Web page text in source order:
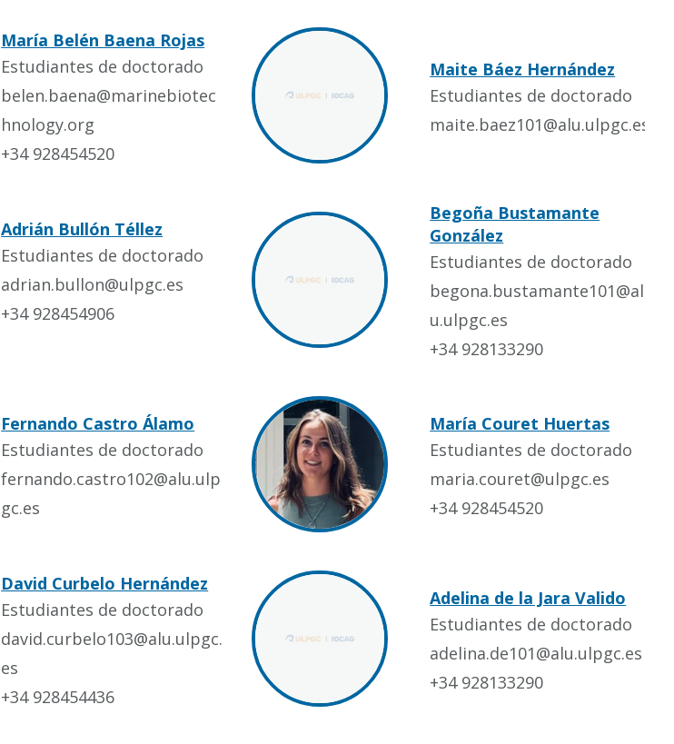
María Belén Baena Rojas
Estudiantes de doctorado
belen.baena@marinebiotec
hnology.org
+34 928454520
Maite Báez Hernández
Estudiantes de doctorado
maite.baez101@alu.ulpgc.es
Adrián Bullón Téllez
Estudiantes de doctorado
adrian.bullon@ulpgc.es
+34 928454906
Begoña Bustamante
González
Estudiantes de doctorado
begona.bustamante101@al
u.ulpgc.es
+34 928133290
Fernando Castro Álamo
Estudiantes de doctorado
fernando.castro102@alu.ulp
gc.es
María Couret Huertas
Estudiantes de doctorado
maria.couret@ulpgc.es
+34 928454520
David Curbelo Hernández
Estudiantes de doctorado
david.curbelo103@alu.ulpgc.
es
+34 928454436
Adelina de la Jara Valido
Estudiantes de doctorado
adelina.de101@alu.ulpgc.es
+34 928133290